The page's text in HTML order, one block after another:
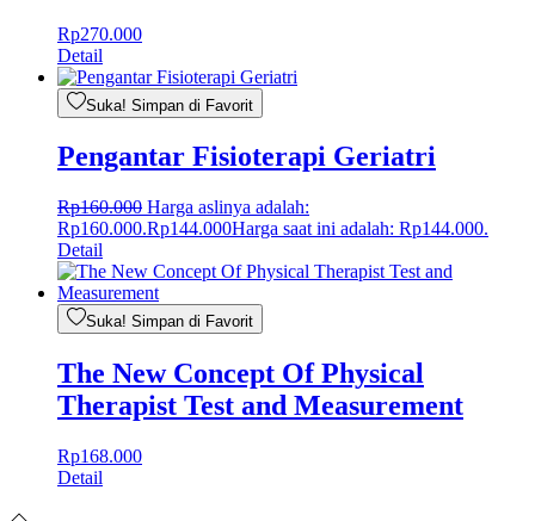
Rp270.000
Detail
Suka! Simpan di Favorit
Pengantar Fisioterapi Geriatri
Rp160.000 Harga aslinya adalah:
Rp160.000.Rp144.000Harga saat ini adalah: Rp144.000.
Detail
Suka! Simpan di Favorit
The New Concept Of Physical
Therapist Test and Measurement
Rp168.000
Detail